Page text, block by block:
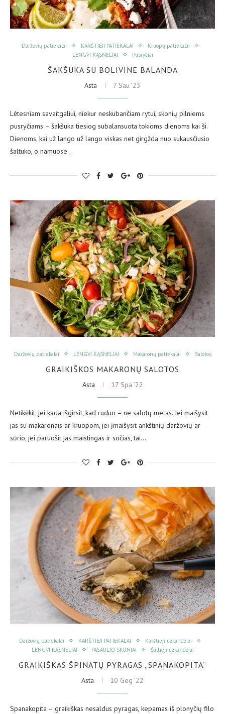
Daržovių patiekalai KARŠTIEJI PATIEKALAI
Kruopų patiekalai
LENGVI KĄSNELIAI
Pusryčiai
ŠAKŠUKA SU BOLIVINE BALANDA
Asta 7 Sau ’23
Lėtesniam savaitgaliui, niekur neskubančiam rytui, skonių pilniems
pusryčiams – šakšuka tiesiog subalansuota tokioms dienoms kai ši.
Dienoms, kai už lango už lango viskas net girgžda nuo sukausčiusio
šaltuko, o namuose…
Daržovių patiekalai LENGVI KĄSNELIAI Makaronų patiekalai Salotos
GRAIKIŠKOS MAKARONŲ SALOTOS
Asta 17 Spa ’22
Netikėkit, jei kada išgirsit, kad ruduo – ne salotų metas. Jei maišysit
jas su makaronais ar kruopom, jei įmaišysit ankštinių daržovių ar
sūrio, jei paruošit jas maistingas ir sočias, tai…
Daržovių patiekalai KARŠTIEJI PATIEKALAI
Karštieji užkandžiai
LENGVI KĄSNELIAI
PASAULIO SKONIAI Šaltieji užkandžiai
GRAIKIŠKAS ŠPINATŲ PYRAGAS „SPANAKOPITA“
Asta 10 Geg ’22
Spanakopita – graikiškas nesaldus pyragas, kepamas iš plonyčių filo